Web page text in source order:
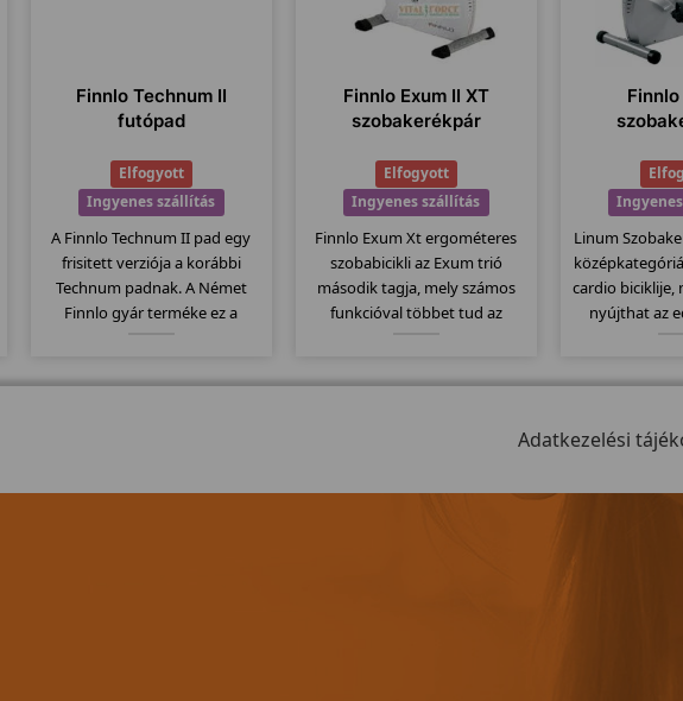
Finnlo Technum II
futópad
Elfogyott
Ingyenes szállítás
A Finnlo Technum II pad egy
frisitett verziója a korábbi
Technum padnak. A Német
Finnlo gyár terméke ez a
135x44cm-es futófelület,
Finnlo Exum II XT
szobakerékpár
Elfogyott
Ingyenes szállítás
Finnlo Exum Xt ergométeres
szobabicikli az Exum trió
második tagja, mely számos
funkcióval többet tud az
ezáltal szintén 150kg-os
Linum
cardio biciklije,
nyújthat az
típusnál
Elegáns
Adatkezelési